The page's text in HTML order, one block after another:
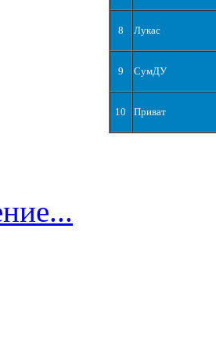
8 Лукас
9 СумДУ
10 Приват